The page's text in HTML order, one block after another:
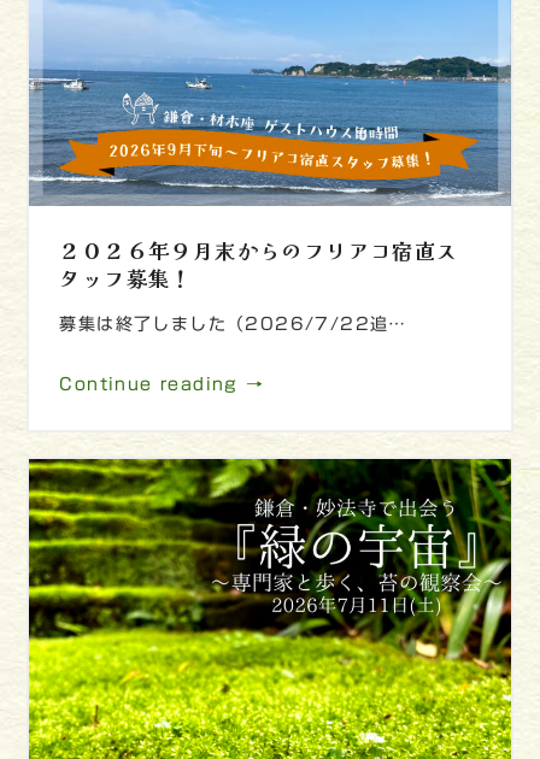
２０２６年９月末からのフリアコ宿直ス
タッフ募集！
募集は終了しました（2026/7/22追…
Continue reading →